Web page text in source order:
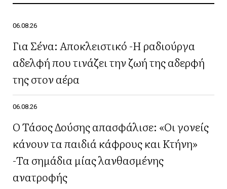
06.08.26
Για Σένα: Αποκλειστικό -Η ραδιούργα
αδελφή που τινάζει την ζωή της αδερφή
της στον αέρα
06.08.26
Ο Τάσος Δούσης απασφάλισε: «Οι γονείς
κάνουν τα παιδιά κάφρους και Κτήνη»
-Τα σημάδια μίας λανθασμένης
ανατροφής